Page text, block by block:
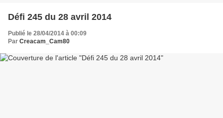
Défi 245 du 28 avril 2014
Publié le 28/04/2014 à 00:09
Par Creacam_Cam80